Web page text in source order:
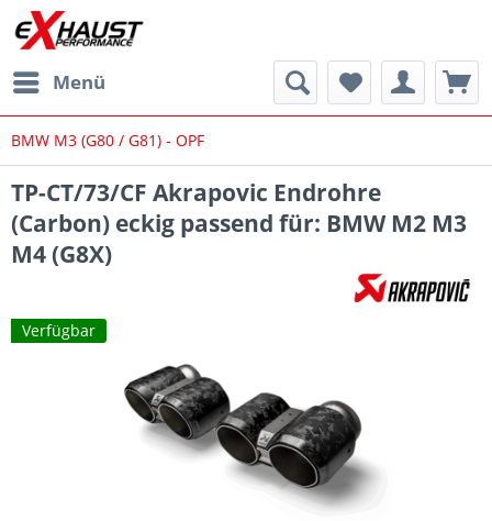
Menü
BMW M3 (G80 / G81) - OPF
TP-CT/73/CF Akrapovic Endrohre
(Carbon) eckig passend für: BMW M2 M3
M4 (G8X)
Verfügbar